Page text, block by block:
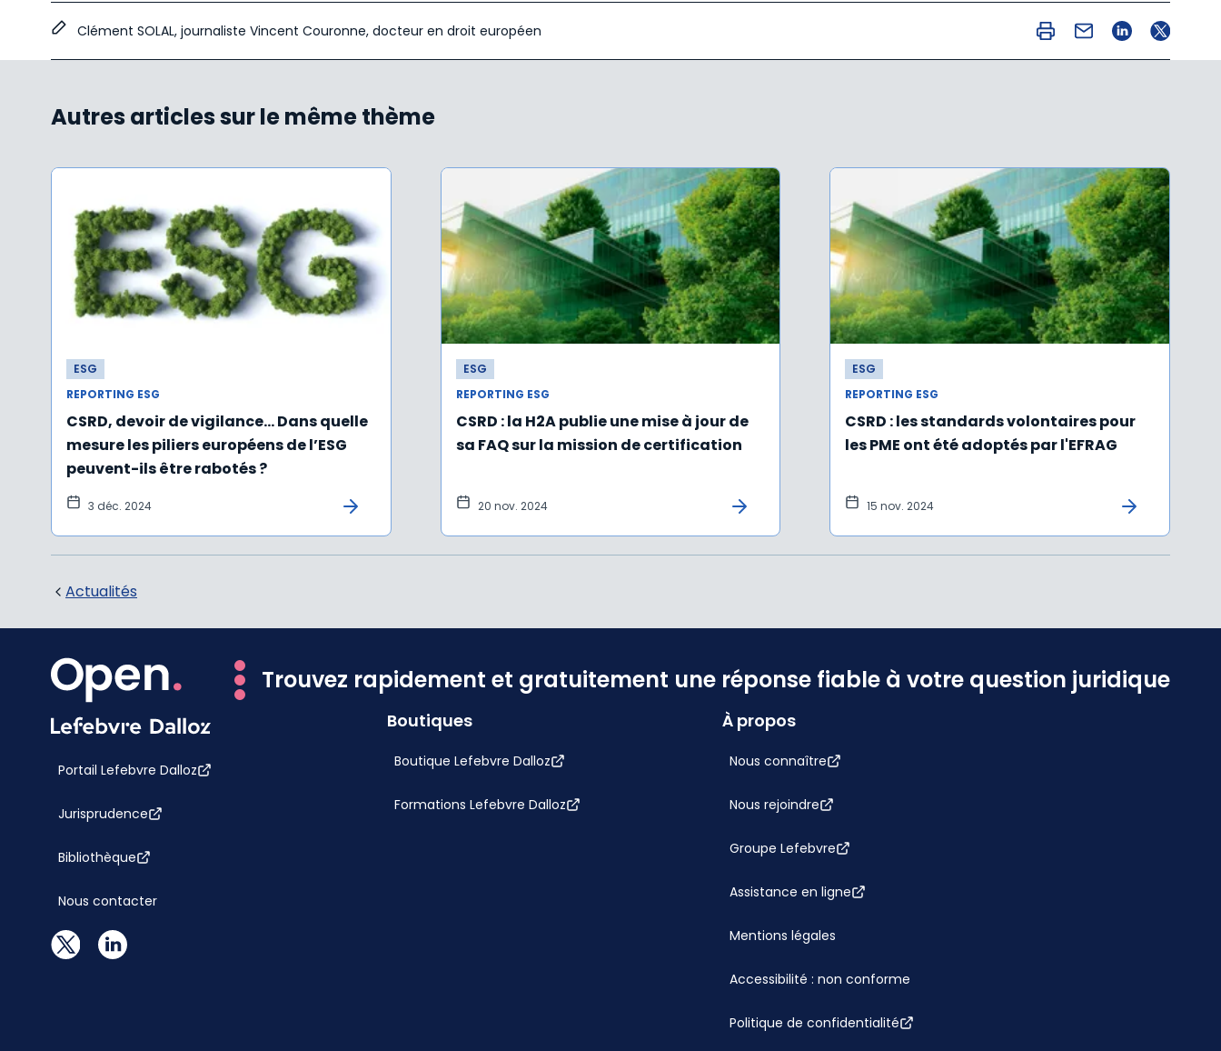
Clément SOLAL, journaliste Vincent Couronne, docteur en droit européen
Autres articles sur le même thème
ESG
REPORTING ESG
CSRD, devoir de vigilance… Dans quelle
mesure les piliers européens de l’ESG
peuvent-ils être rabotés ?
3 déc. 2024
ESG
REPORTING ESG
CSRD : la H2A publie une mise à jour de
sa FAQ sur la mission de certification
20 nov. 2024
ESG
REPORTING ESG
CSRD : les standards volontaires pour
les PME ont été adoptés par l'EFRAG
15 nov. 2024
Actualités
Trouvez rapidement et gratuitement une réponse fiable à votre question juridique
Portail Lefebvre Dalloz
Jurisprudence
Bibliothèque
Nous contacter
Boutiques
Boutique Lefebvre Dalloz
Formations Lefebvre Dalloz
À propos
Nous connaître
Nous rejoindre
Groupe Lefebvre
Assistance en ligne
Mentions légales
Accessibilité : non conforme
Politique de confidentialité